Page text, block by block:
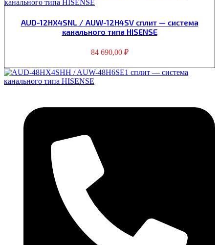
AUD-12HX4SNL / AUW-12H4SV сплит — система
канального типа HISENSE
84 690,00 ₽